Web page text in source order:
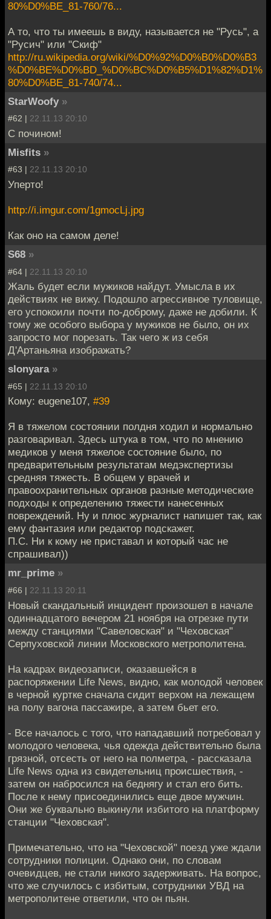
80%D0%BE_81-760/76...
А то, что ты имеешь в виду, называется не "Русь", а
"Русич" или "Скиф"
http://ru.wikipedia.org/wiki/%D0%92%D0%B0%D0%B3
%D0%BE%D0%BD_%D0%BC%D0%B5%D1%82%D1%
80%D0%BE_81-740/74...
StarWoofy »
#62 | 22.11.13 20:10
С почином!
Misfits »
#63 | 22.11.13 20:10
Уперто!
http://i.imgur.com/1gmocLj.jpg
Как оно на самом деле!
S68 »
#64 | 22.11.13 20:10
Жаль будет если мужиков найдут. Умысла в их
действиях не вижу. Подошло агрессивное туловище,
его успокоили почти по-доброму, даже не добили. К
тому же особого выбора у мужиков не было, он их
запросто мог порезать. Так чего ж из себя
Д'Артаньяна изображать?
slonyara »
#65 | 22.11.13 20:10
Кому: eugene107, #39
Я в тяжелом состоянии полдня ходил и нормально
разговаривал. Здесь штука в том, что по мнению
медиков у меня тяжелое состояние было, по
предварительным результатам медэкспертизы
средняя тяжесть. В общем у врачей и
правоохранительных органов разные методические
подходы к определению тяжести нанесенных
повреждений. Ну и плюс журналист напишет так, как
ему фантазия или редактор подскажет.
П.С. Ни к кому не приставал и который час не
спрашивал))
mr_prime »
#66 | 22.11.13 20:11
Новый скандальный инцидент произошел в начале
одиннадцатого вечером 21 ноября на отрезке пути
между станциями "Савеловская" и "Чеховская"
Серпуховской линии Московского метрополитена.
На кадрах видеозаписи, оказавшейся в
распоряжении Life News, видно, как молодой человек
в черной куртке сначала сидит верхом на лежащем
на полу вагона пассажире, а затем бьет его.
- Все началось с того, что нападавший потребовал у
молодого человека, чья одежда действительно была
грязной, отсесть от него на полметра, - рассказала
Life News одна из свидетельниц происшествия, -
затем он набросился на беднягу и стал его бить.
После к нему присоединились еще двое мужчин.
Они же буквально выкинули избитого на платформу
станции "Чеховская".
Примечательно, что на "Чеховской" поезд уже ждали
сотрудники полиции. Однако они, по словам
очевидцев, не стали никого задерживать. На вопрос,
что же случилось с избитым, сотрудники УВД на
метрополитене ответили, что он пьян.